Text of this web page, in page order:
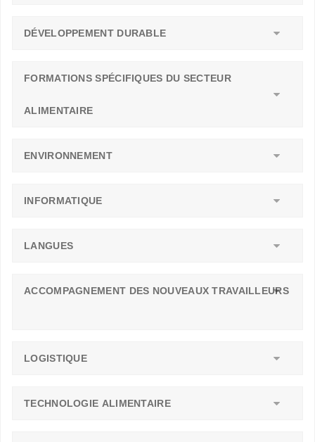
DÉVELOPPEMENT DURABLE
FORMATIONS SPÉCIFIQUES DU SECTEUR
ALIMENTAIRE
ENVIRONNEMENT
INFORMATIQUE
LANGUES
ACCOMPAGNEMENT DES NOUVEAUX TRAVAILLEURS
LOGISTIQUE
TECHNOLOGIE ALIMENTAIRE